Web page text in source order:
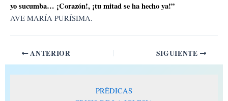
yo sucumba… ¡Corazón!, ¡tu mitad se ha hecho ya!”
AVE MARÍA PURÍSIMA.
ANTERIOR SIGUIENTE
PRÉDICAS